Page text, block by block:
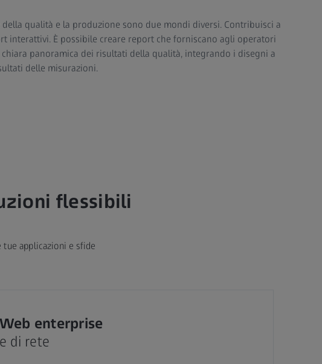
della qualità e la produzione sono due mondi diversi. Contribuisci a
interattivi. È possibile creare report che forniscano agli operatori
panoramica dei risultati della qualità, integrando i disegni a
delle misurazioni.
flessibili
tue applicazioni e sfide
enterprise
di rete